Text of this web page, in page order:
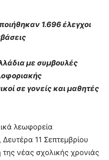
1.696 έλεγχοι
με συμβουλές
σε γονείς και μαθητές
λεωφορεία
11 Σεπτεμβρίου
νέας σχολικής χρονιάς